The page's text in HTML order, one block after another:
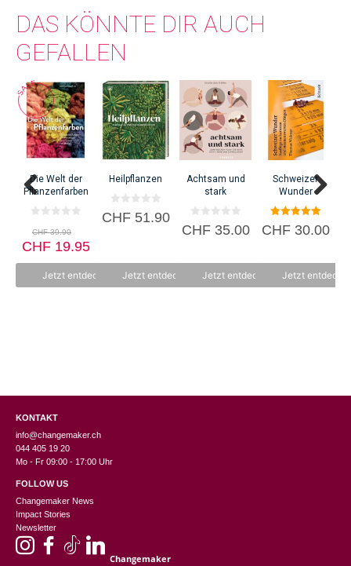
DAS KÖNNTE DIR AUCH
GEFALLEN
Die Welt der
Pflanzenfarben
v
o
n
5
CHF39.90
Preis
CHF 39.90
CHF19.95Aktueller
Preis
ist:
CHF 19.95.
Jetzt entdecken
Heilpflanzen
0
v
CHF51.90
Jetzt entdecken
Achtsam und
stark
0
v
5
CHF35.00
Jetzt entdecken
Schweizer
Wunder
5.00
von 5
CHF30.00
Jetzt
KONTAKT
info@changemaker.ch
044 405 19 20
Mo - Fr 09:00 - 17:00 Uhr
FOLLOW US
Changemaker News
Impact Stories
Newsletter
Changemaker